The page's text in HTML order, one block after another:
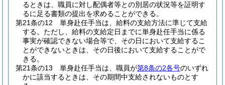
るときは、職員に対し配偶者等との別居の状況等を証明す
るに足る書類の提出を求めることができる。
第21条の12
単身赴任手当は、給料の支給方法に準じて支給
する。 ただし、給料の支給定日までに単身赴任手当に係る
事実が確認できない場合等で、その日において支給するこ
とができないときは、その日後において支給することがで
きる。
第21条の13
単身赴任手当は、職員が第8条の2各号のいずれ
かに該当するときは、その期間中支給されないものとす